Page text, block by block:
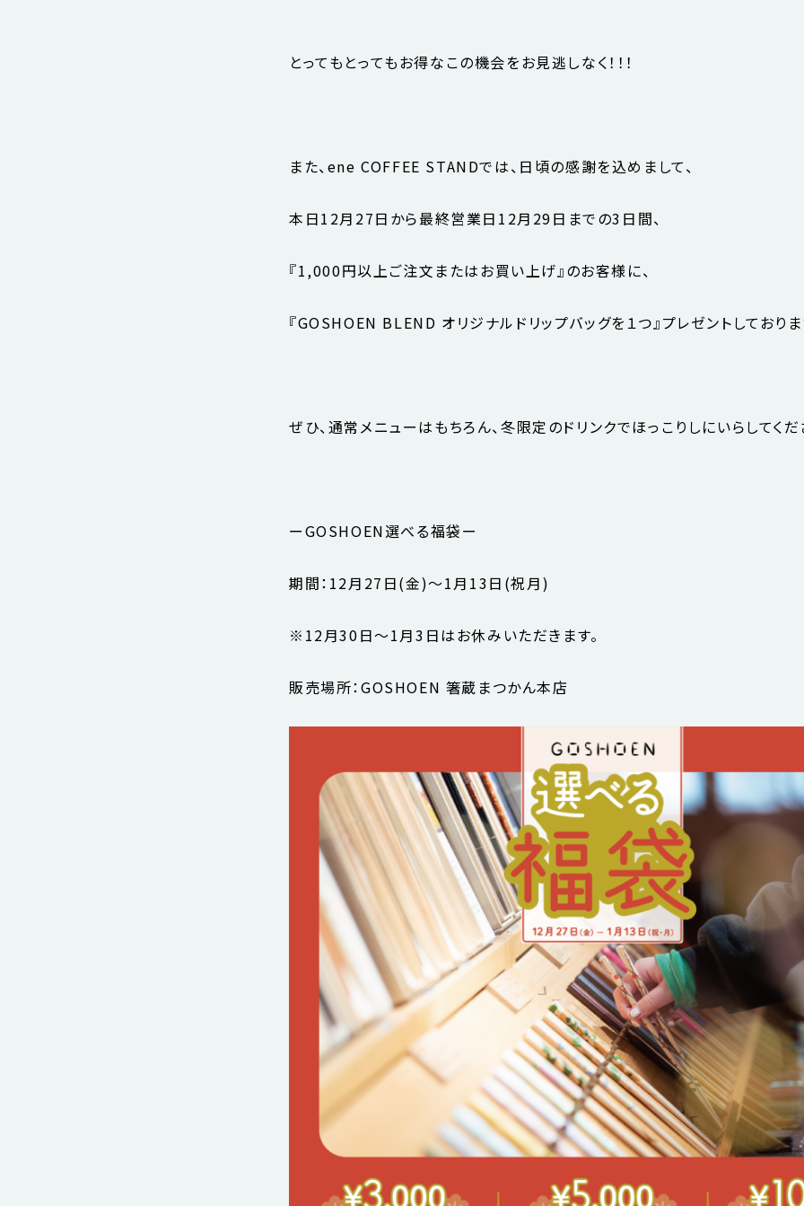
とってもとってもお得なこの機会をお見逃しなく！！！
また、ene COFFEE STANDでは、日頃の感謝を込めまして、
本日12月27日から最終営業日12月29日までの3日間、
『1,000円以上ご注文またはお買い上げ』のお客様に、
『GOSHOEN BLEND オリジナルドリップバッグを１つ』プレゼントしておりま
ぜひ、通常メニューはもちろん、冬限定のドリンクでほっこりしにいらしてくだ
ーGOSHOEN選べる福袋ー
期間：12月27日(金)〜1月13日(祝月)
※12月30日〜1月3日はお休みいただきます。
販売場所：GOSHOEN 箸蔵まつかん本店